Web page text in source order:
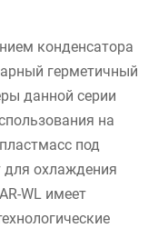
конденсатора
герметичный
данной серии
на
под
для охлаждения
WL имеет